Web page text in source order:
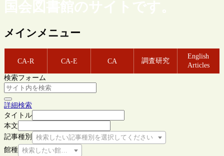
国会図書館のサイトです。
メインメニュー
CA-R CA-E CA 調査研究
English
Articles
検索フォーム
詳細検索
タイトル
本文
記事種別
検索したい記事種別を選択してください
館種 検索したい館種を選択してください